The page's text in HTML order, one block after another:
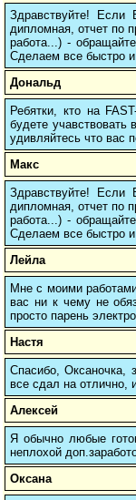
Здравствуйте!
дипломная, отчет по
работа...) -
Сделаем все быстро и
Дональд
Ребятки, кто на
будете учавствовать
удивляйтесь что вас
Макс
Здравствуйте!
дипломная, отчет по
работа...) -
Сделаем все быстро и
Лейла
Мне с моими
вас ни к чему не
просто парень
Настя
Спасибо, Оксаночка,
все сдал на отлично,
Алексей
Я обычно любые
неплохой
Оксана